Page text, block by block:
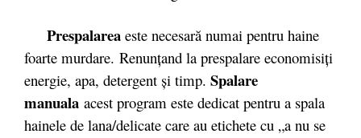
Prespalarea este necesară numai pentru haine
foarte murdare. Renunţand la prespalare economisiţi
energie, apa, detergent şi timp. Spalare
manuala acest program este dedicat pentru a spala
hainele de lana/delicate care au etichete cu „a nu se